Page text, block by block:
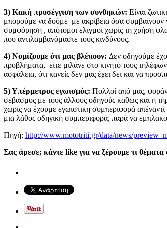
3) Κακή προσέγγιση των συνθηκών: Είναι
μπορούμε να δούμε με ακρίβεια όσα
συμφόρηση , απότομοι ελιγμοί χωρίς τη χρήση
που αντιλαμβανόμαστε τους κινδύνους.
4) Νομίζουμε ότι μας βλέπουν: Δεν οδηγούμε
προβλήματα, είτε μιλάνε στο κινητό τους
ασφάλεια, ότι κανείς δεν μας έχει δει και να
5) Υπέρμετρος εγωισμός: Πολλοί από μας,
σεβασμος με τους άλλους οδηγούς καθώς και η
χωρίς να έχουμε εγωιστικη συμπεριφορά
μια λάθος οδηγική συμπεριφορά, παρά να
Πηγή: http://www.mototriti.gr/data/news/
Σας άρεσε; κάντε like για να ξέρουμε τι